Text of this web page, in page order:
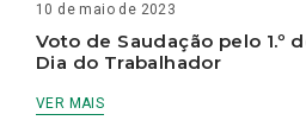
10 de maio de 2023
Voto de Saudação pelo 1.º
Dia do Trabalhador
VER MAIS